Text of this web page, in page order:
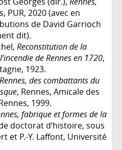
PUR, 2020 (avec en
de David Garrioch
dit).
Reconstitution de la
de Rennes en 1720,
1923.
Rennes, des combattants du
, Rennes, Amicale des
1999.
fabrique et formes de la
doctorat d’histoire, sous
et P.-Y. Laffont, Université